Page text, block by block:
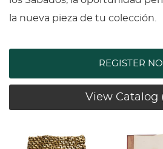
la nueva pieza de tu colección.
REGISTER
View Catalog